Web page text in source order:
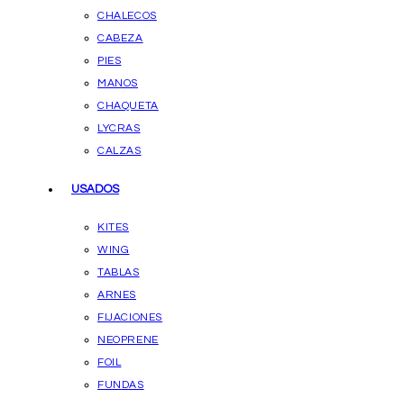
CHALECOS
CABEZA
PIES
MANOS
CHAQUETA
LYCRAS
CALZAS
USADOS
KITES
WING
TABLAS
ARNES
FIJACIONES
NEOPRENE
FOIL
FUNDAS